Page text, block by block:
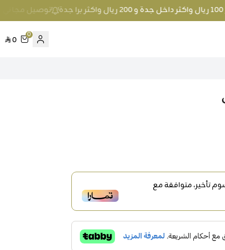
توصيل مجاني عند الطلب بمبلغ 100
0
0
تأخير، متوافقة مع